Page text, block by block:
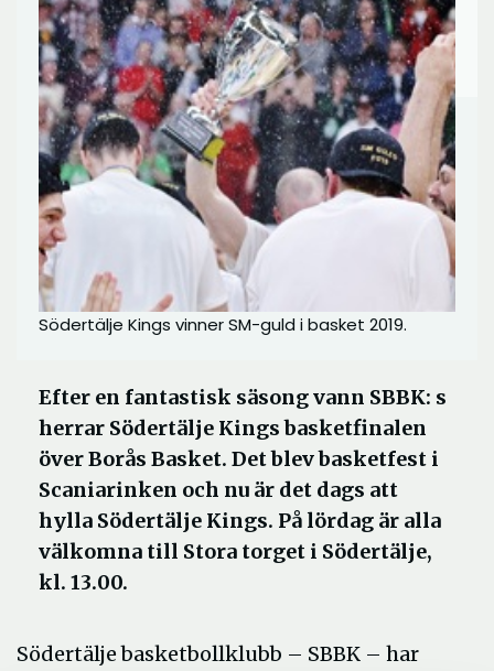
Södertälje Kings vinner SM-guld i basket 2019.
Efter en fantastisk säsong vann SBBK: s
herrar Södertälje Kings basketfinalen
över Borås Basket. Det blev basketfest i
Scaniarinken och nu är det dags att
hylla Södertälje Kings. På lördag är alla
välkomna till Stora torget i Södertälje,
kl. 13.00.
Södertälje basketbollklubb – SBBK – har